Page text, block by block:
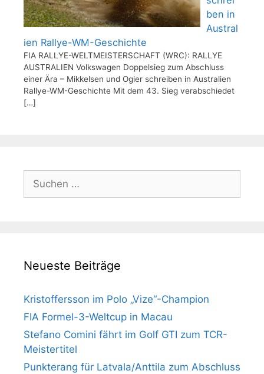
ben in
Austral
ien Rallye-WM-Geschichte
FIA RALLYE-WELTMEISTERSCHAFT (WRC): RALLYE
AUSTRALIEN Volkswagen Doppelsieg zum Abschluss
einer Ära – Mikkelsen und Ogier schreiben in Australien
Rallye-WM-Geschichte Mit dem 43. Sieg verabschiedet
[…]
nach:
Neueste Beiträge
Kristoffersson im Polo „Vize“-Champion
FIA Formel-3-Weltcup in Macau
Stefano Comini fährt im Golf GTI zum TCR-
Meistertitel
Punkterang für Latvala/Anttila zum Abschluss